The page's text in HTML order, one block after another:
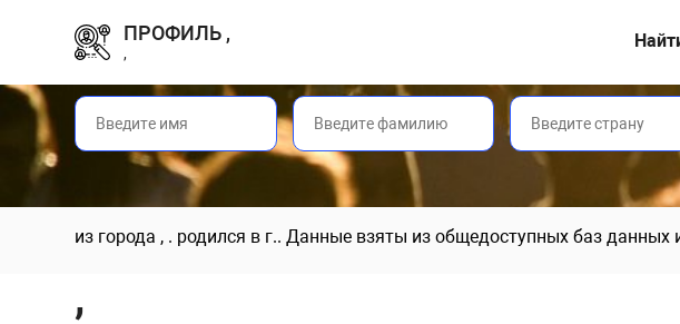
ПРОФИЛЬ ,
,
из города , . родился в г.. Данные взяты из общедоступных баз данных
,